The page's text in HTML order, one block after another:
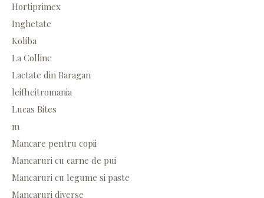
Hortiprimex
Inghetate
Koliba
La Colline
Lactate din Baragan
leifheitromania
Lucas Bites
m
Mancare pentru copii
Mancaruri cu carne de pui
Mancaruri cu legume si paste
Mancaruri diverse